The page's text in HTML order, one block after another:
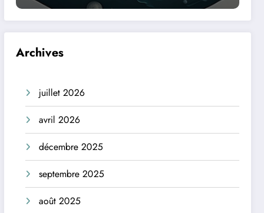
Archives
juillet 2026
avril 2026
décembre 2025
septembre 2025
août 2025